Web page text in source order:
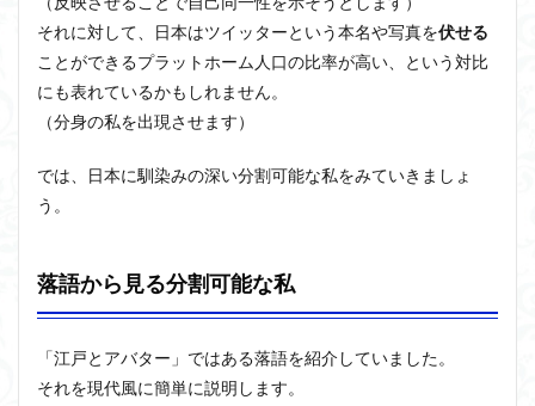
それに対して、日本はツイッターという本名や写真を伏せる
ことができるプラットホーム人口の比率が高い、という対比
にも表れているかもしれません。
（分身の私を出現させます）
では、日本に馴染みの深い分割可能な私をみていきましょ
う。
落語から見る分割可能な私
「江戸とアバター」ではある落語を紹介していました。
それを現代風に簡単に説明します。